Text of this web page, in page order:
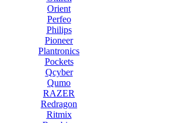
Orient
Perfeo
Philips
Pioneer
Plantronics
Pockets
Qcyber
Qumo
RAZER
Redragon
Ritmix